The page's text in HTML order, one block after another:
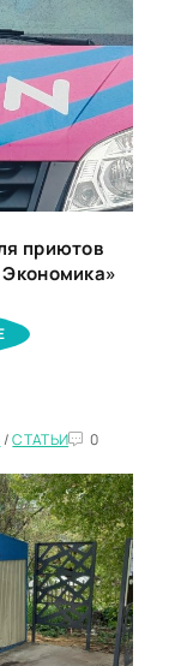
приютов
/СТАТЬИ 0